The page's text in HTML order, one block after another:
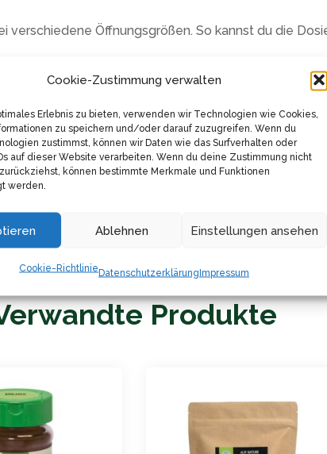
Cookie-Zustimmung verwalten
Erlebnis zu bieten, verwenden wir Technologien wie Cookies,
zu speichern und/oder darauf zuzugreifen. Wenn du
zustimmst, können wir Daten wie das Surfverhalten oder
auf dieser Website verarbeiten. Wenn du deine Zustimmung nicht
können bestimmte Merkmale und Funktionen
werden.
Ablehnen Einstellungen ansehen
Cookie-RichtlinieDatenschutzerklärungImpressum
Öffnungsgrößen. So kannst du die
sich vollständig recyceln. Du kannst die Dose
Sie besteht ausschließlich aus ausgewählten
Die Gewürze bleiben frisch und behalten ihr
Produkte